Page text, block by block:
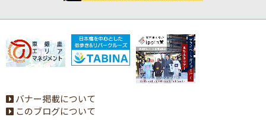
バナー掲載について
このブログについて